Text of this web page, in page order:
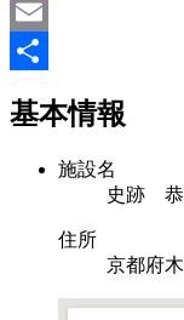
Hatena
Email
有
基本情報
施設名
史跡 恭
住所
京都府